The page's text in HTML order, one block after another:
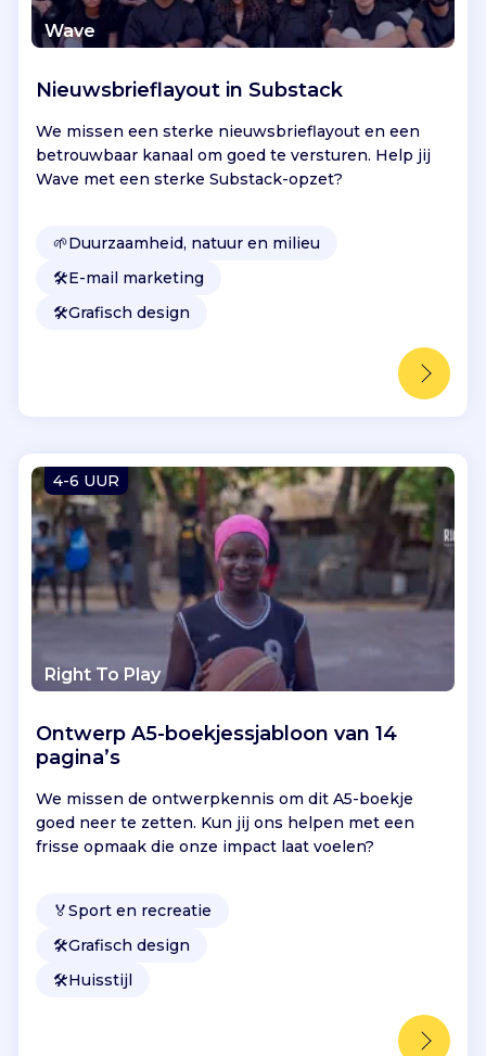
Wave
Nieuwsbrieflayout in Substack
We missen een sterke nieuwsbrieflayout en een
betrouwbaar kanaal om goed te versturen. Help jij
Wave met een sterke Substack-opzet?
🌱Duurzaamheid, natuur en milieu
🛠️E-mail marketing
🛠️Grafisch design
4-6 UUR
Right To Play
Ontwerp A5-boekjessjabloon van 14
pagina’s
We missen de ontwerpkennis om dit A5-boekje
goed neer te zetten. Kun jij ons helpen met een
frisse opmaak die onze impact laat voelen?
🏅Sport en recreatie
🛠️Grafisch design
🛠️Huisstijl